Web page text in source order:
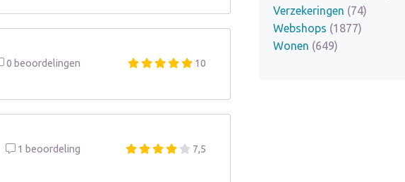
0 beoordelingen 10
1 beoordeling 7,5
Verzekeringen (74)
Webshops (1877)
Wonen (649)